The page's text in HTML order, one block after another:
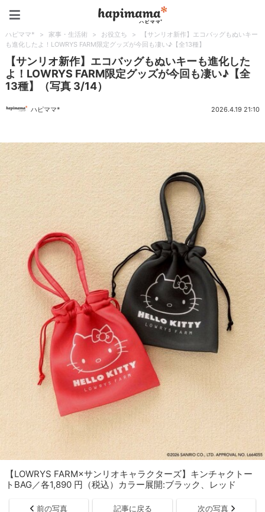
ハピママ* > 家事・生活術 > お役立ち >
【サンリオ新作】エコバッグもぬいキー
も進化したよ！LOWRYS FARM限定グッズが今回も凄い♪【全13種】
【サンリオ新作】エコバッグもぬいキーも進化した
よ！LOWRYS FARM限定グッズが今回も凄い♪【全
13種】（写真 3/14）
ハピママ* 2026.4.19 21:10
【LOWRYS FARM×サンリオキャラクターズ】キンチャクトー
トBAG／各1,890 円（税込）カラー展開:ブラック、レッド
前の写真 記事に戻る 次の写真